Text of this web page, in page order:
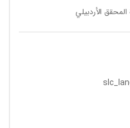
المحقق الأردبیلي